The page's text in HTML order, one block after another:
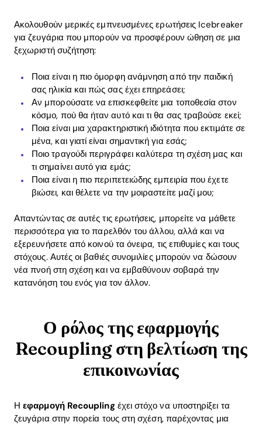
Ακολουθούν μερικές εμπνευσμένες ερωτήσεις Icebreaker
για ζευγάρια που μπορούν να προσφέρουν ώθηση σε μια
ξεχωριστή συζήτηση:
Ποια είναι η πιο όμορφη ανάμνηση από την παιδική
σας ηλικία και πώς σας έχει επηρεάσει;
Αν μπορούσατε να επισκεφθείτε μια τοποθεσία στον
κόσμο, πού θα ήταν αυτό και τι θα σας τραβούσε εκεί;
Ποια είναι μια χαρακτηριστική ιδιότητα που εκτιμάτε σε
μένα, και γιατί είναι σημαντική για εσάς;
Ποιο τραγούδι περιγράφει καλύτερα τη σχέση μας και
τι σημαίνει αυτό για εμάς;
Ποια είναι η πιο περιπετειώδης εμπειρία που έχετε
βιώσει, και θέλετε να την μοιραστείτε μαζί μου;
Απαντώντας σε αυτές τις ερωτήσεις, μπορείτε να μάθετε
περισσότερα για το παρελθόν του άλλου, αλλά και να
εξερευνήσετε από κοινού τα όνειρα, τις επιθυμίες και τους
στόχους. Αυτές οι βαθιές συνομιλίες μπορούν να δώσουν
νέα πνοή στη σχέση και να εμβαθύνουν σοβαρά την
κατανόηση του ενός για τον άλλον.
Ο ρόλος της εφαρμογής
Recoupling στη βελτίωση της
επικοινωνίας
Ηεφαρμογή Recouplingέχει στόχο να υποστηρίξει τα
ζευγάρια στην πορεία τους στη σχέση, παρέχοντας μια